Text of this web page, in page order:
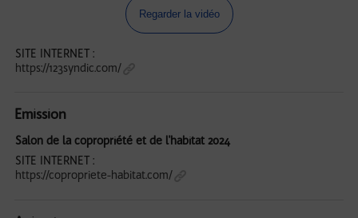
Regarder la vidéo
SITE INTERNET :
https://123syndic.com/
Emission
Salon de la copropriété et de l'habitat 2024
SITE INTERNET :
https://copropriete-habitat.com/